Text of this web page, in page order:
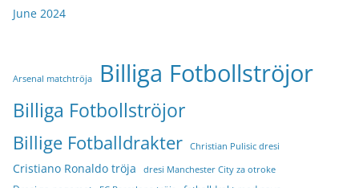
June 2024
Arsenal matchtröja Billiga Fotbollströjor
Billiga Fotbollströjor
Billige Fotballdrakter Christian Pulisic dresi
Cristiano Ronaldo tröja dresi Manchester City za otroke